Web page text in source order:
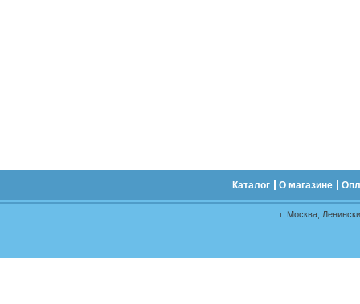
Каталог О магазине
г. Москва,